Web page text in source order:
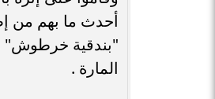
أحدث ما بهم من
"بندقية خرطوش"
المارة .